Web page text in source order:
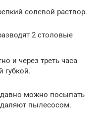
солевой раствор.
2 столовые
и через треть часа
губкой.
можно посыпать
пылесосом.